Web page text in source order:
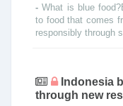
-What is blue
to food that comes
responsibly through
Indonesia
through new